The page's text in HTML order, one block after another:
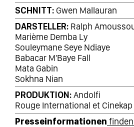
SCHNITT Gwen Mallauran
DARSTELLER Ralph
Marième Demba Ly
Souleymane Seye Ndiaye
Babacar M'Baye Fall
Mata Gabin
Sokhna Nian
PRODUKTION Andolfi
Rouge International et Cinekap
Presseinformationen finden